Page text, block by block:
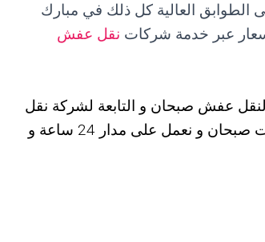
الطوابق العالية كل ذلك في مبارك
عبر خدمة شركات نقل عفش
عفش صبحان و التابعة لشركة نقل
عفش صبحان ، حيث أن خدماتنا متوفرة في كافة محافظات صبحان و نعمل على مدار 24 ساعة و